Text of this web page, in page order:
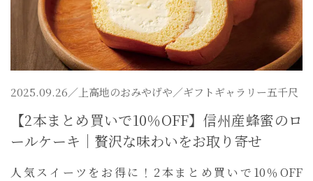
2025.09.26／ 上高地のおみやげや／ギフトギャラリー五千尺
【2本まとめ買いで10％OFF】信州産蜂蜜のロ
ールケーキ｜贅沢な味わいをお取り寄せ
人気スイーツをお得に！2本まとめ買いで10％OFF